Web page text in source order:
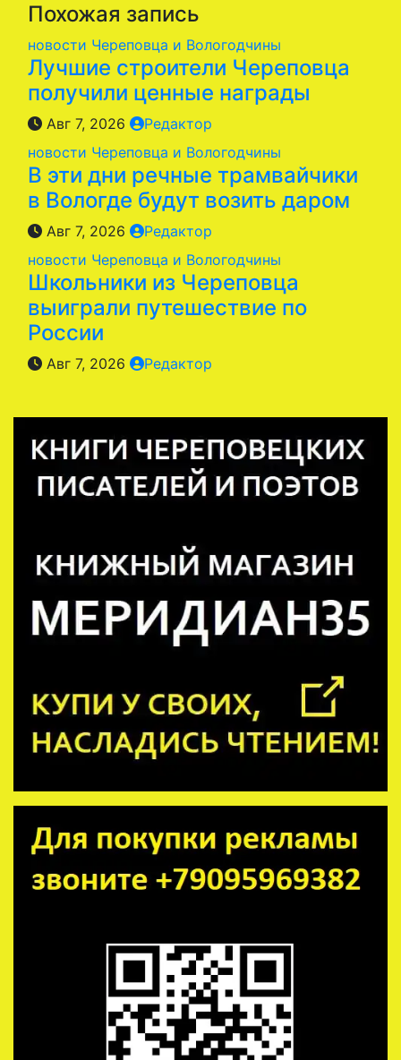
Похожая запись
новости Череповца и Вологодчины
Лучшие строители Череповца
получили ценные награды
Авг 7, 2026
Редактор
новости Череповца и Вологодчины
В эти дни речные трамвайчики
в Вологде будут возить даром
Авг 7, 2026
Редактор
новости Череповца и Вологодчины
Школьники из Череповца
выиграли путешествие по
России
Авг 7, 2026 Редактор